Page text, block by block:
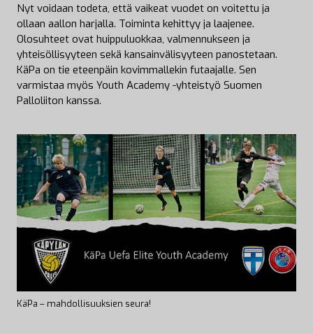
Nyt voidaan todeta, että vaikeat vuodet on voitettu ja
ollaan aallon harjalla. Toiminta kehittyy ja laajenee.
Olosuhteet ovat huippuluokkaa, valmennukseen ja
yhteisöllisyyteen sekä kansainvälisyyteen panostetaan.
KäPa on tie eteenpäin kovimmallekin futaajalle. Sen
varmistaa myös Youth Academy -yhteistyö Suomen
Palloliiton kanssa.
KäPa – mahdollisuuksien seura!